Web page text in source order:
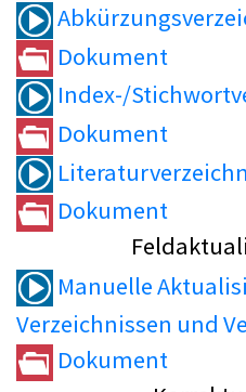
Dokument
Index-/
Dokument
Dokument
Manuelle
Verzeichnissen und
Dokument